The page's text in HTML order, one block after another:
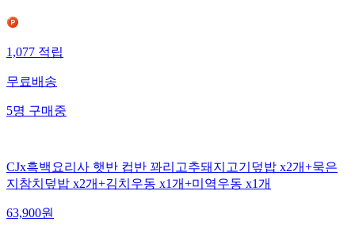
1,077적립
무료배송
5명구매중
CJx흑백요리사 햇반 컵반 꽈리고추돼지고기덮밥 x2개+묵은
지참치덮밥 x2개+김치우동 x1개+미역우동 x1개
63,900원